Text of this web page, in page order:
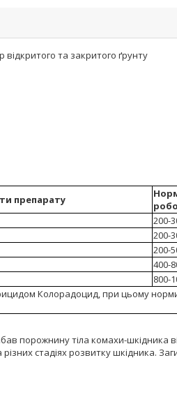
та закритого ґрунту
препарату
200-
200-
200-
400-
800-
Колорадоцид, при цьому
порожнину тіла комахи-шкідника
стадіях розвитку шкідника.